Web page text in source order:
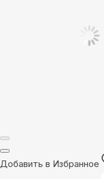
Добавить в Избранное